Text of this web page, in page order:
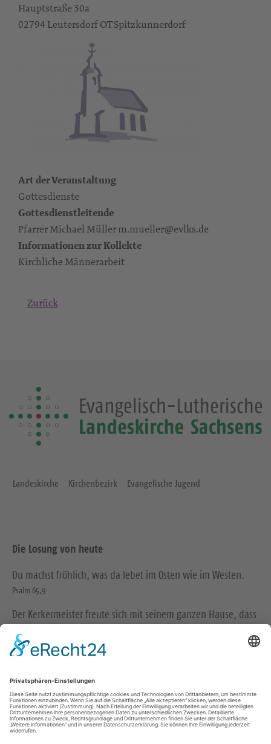
Hauptstraße 30a
02794 Leutersdorf OT Spitzkunnerdorf
Art der Veranstaltung
Gottesdienste
Gottesdienstleitende
Pfarrer Michael Müller m.mueller@evlks.de
Informationen zur Kollekte
Kirchliche Männerarbeit
Zurück
Landeskirche Kirchenbezirk Evangelische Jugend
Die Losung von heute
Du machst fröhlich, was da lebet im Osten wie im Westen.
Psalm 65,9
Der Kerkermeister freute sich mit seinem ganzen Hause, dass
er zum Glauben an Gott gekommen war.
Apostelgeschichte 16,34
Weitere Informationen finden Sie hier
Folge uns auf Instagram